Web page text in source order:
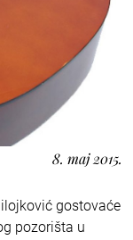
8. maj 2015.
gostovaće
pozorišta u